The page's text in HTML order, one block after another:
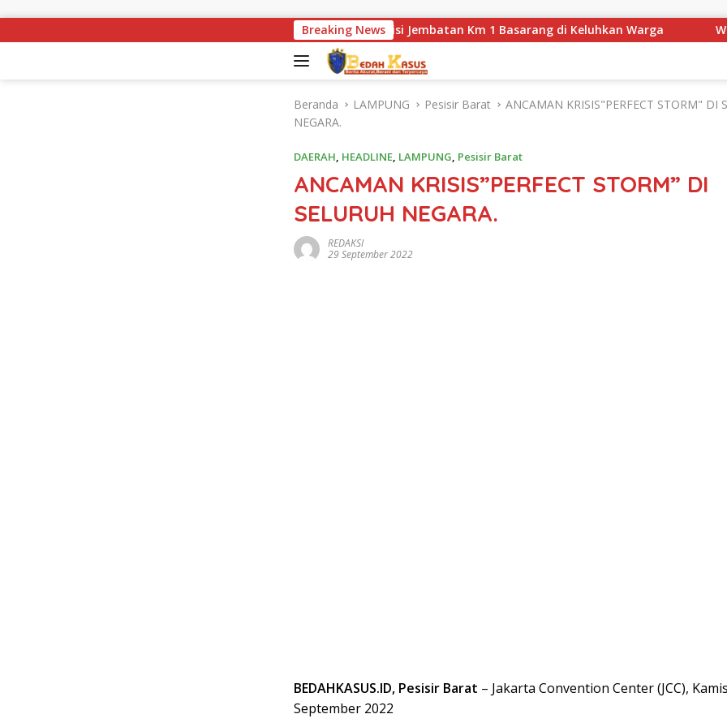
Breaking News
Miris ! Kondisi Jembatan Km 1 Basarang di Keluhkan Warga WN88 SUB UNIT
Beranda LAMPUNG Pesisir Barat
ANCAMAN KRISIS"PERFECT STORM" DI
NEGARA.
DAERAH, HEADLINE, LAMPUNG, Pesisir Barat
ANCAMAN KRISIS”PERFECT STORM” DI
SELURUH NEGARA.
REDAKSI
29 September 2022
BEDAHKASUS.ID, Pesisir Barat – Jakarta Convention Center (JCC),
September 2022